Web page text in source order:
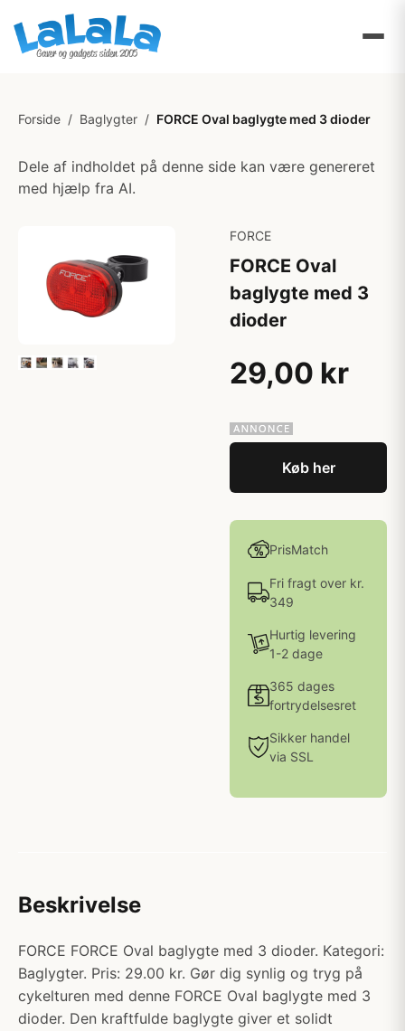
Forside / Baglygter / FORCE Oval baglygte med 3 dioder
Dele af indholdet på denne side kan være genereret
med hjælp fra AI.
FORCE
FORCE Oval
baglygte med 3
dioder
29,00 kr
Køb her
PrisMatch
Fri fragt over kr.
349
Hurtig levering
1-2 dage
365 dages
fortrydelsesret
Sikker handel
via SSL
Beskrivelse
FORCE FORCE Oval baglygte med 3 dioder. Kategori:
Baglygter. Pris: 29.00 kr. Gør dig synlig og tryg på
cykelturen med denne FORCE Oval baglygte med 3
dioder. Den kraftfulde baglygte giver et solidt